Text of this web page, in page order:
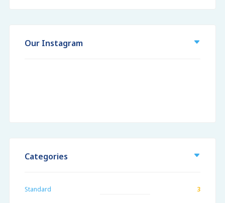
Our Instagram
Categories
Standard 3